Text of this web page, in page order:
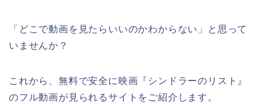
「どこで動画を見たらいいのかわからない」と思って
いませんか？
これから、無料で安全に映画『シンドラーのリスト』
のフル動画が見られるサイトをご紹介します。